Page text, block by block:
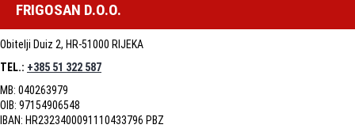
FRIGOSAN D.O.O.
Obitelji Duiz 2, HR-51000 RIJEKA
TEL.: +385 51 322 587
MB: 040263979
OIB: 97154906548
IBAN: HR2323400091110433796 PBZ